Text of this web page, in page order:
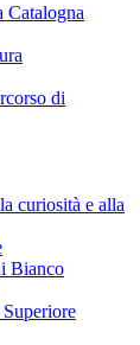
Catalogna
di
curiosità e alla
Bianco